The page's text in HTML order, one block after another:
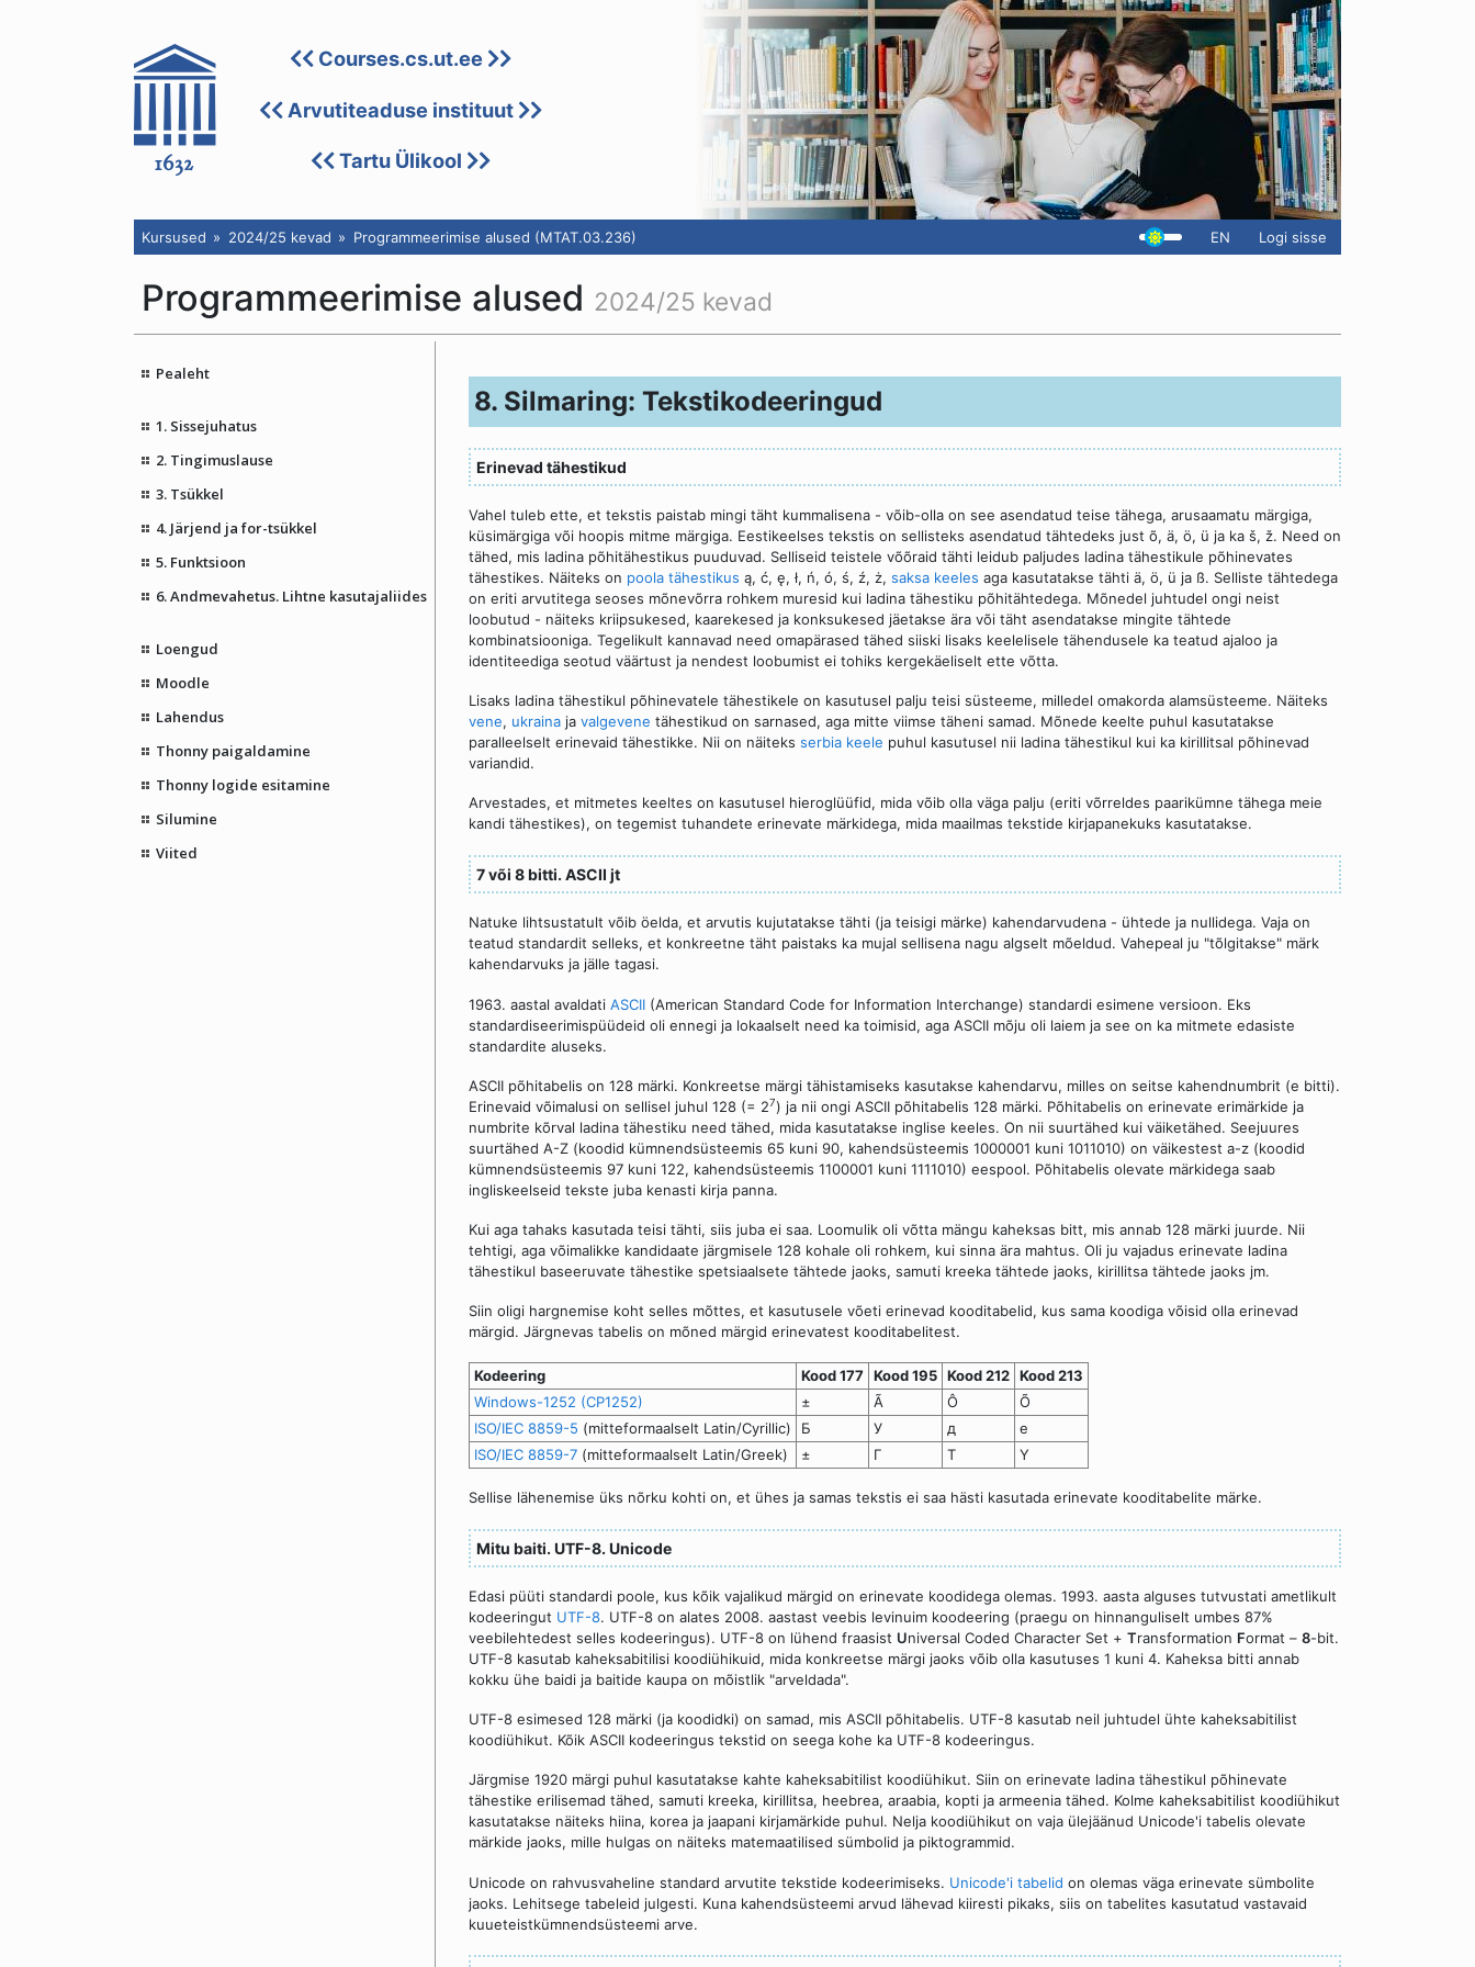
Courses.cs.ut.ee
Arvutiteaduse instituut
Tartu Ülikool
Kursused 2024/25 kevad Programmeerimise alused (MTAT.03.236) EN Logi sisse
Programmeerimise alused 2024/25 kevad
Pealeht
1. Sissejuhatus
2. Tingimuslause
3. Tsükkel
4. Järjend ja for-tsükkel
5. Funktsioon
6. Andmevahetus. Lihtne kasutajaliides
Loengud
Moodle
Lahendus
Thonny paigaldamine
Thonny logide esitamine
Silumine
Viited
8. Silmaring: Tekstikodeeringud
Erinevad tähestikud
Vahel tuleb ette, et tekstis paistab mingi täht kummalisena - võib-olla on see asendatud teise tähega, arusaamatu märgiga,
küsimärgiga või hoopis mitme märgiga. Eestikeelses tekstis on sellisteks asendatud tähtedeks just õ, ä, ö, ü ja ka š, ž. Need on
tähed, mis ladina põhitähestikus puuduvad. Selliseid teistele võõraid tähti leidub paljudes ladina tähestikule põhinevates
tähestikes. Näiteks on poola tähestikus ą, ć, ę, ł, ń, ó, ś, ź, ż, saksa keeles aga kasutatakse tähti ä, ö, ü ja ß. Selliste tähtedega
on eriti arvutitega seoses mõnevõrra rohkem muresid kui ladina tähestiku põhitähtedega. Mõnedel juhtudel ongi neist
loobutud - näiteks kriipsukesed, kaarekesed ja konksukesed jäetakse ära või täht asendatakse mingite tähtede
kombinatsiooniga. Tegelikult kannavad need omapärased tähed siiski lisaks keelelisele tähendusele ka teatud ajaloo ja
identiteediga seotud väärtust ja nendest loobumist ei tohiks kergekäeliselt ette võtta.
Lisaks ladina tähestikul põhinevatele tähestikele on kasutusel palju teisi süsteeme, milledel omakorda alamsüsteeme. Näiteks
vene, ukraina ja valgevene tähestikud on sarnased, aga mitte viimse täheni samad. Mõnede keelte puhul kasutatakse
paralleelselt erinevaid tähestikke. Nii on näiteks serbia keele puhul kasutusel nii ladina tähestikul kui ka kirillitsal põhinevad
variandid.
Arvestades, et mitmetes keeltes on kasutusel hieroglüüfid, mida võib olla väga palju (eriti võrreldes paarikümne tähega meie
kandi tähestikes), on tegemist tuhandete erinevate märkidega, mida maailmas tekstide kirjapanekuks kasutatakse.
7 või 8 bitti. ASCII jt
Natuke lihtsustatult võib öelda, et arvutis kujutatakse tähti (ja teisigi märke) kahendarvudena - ühtede ja nullidega. Vaja on
teatud standardit selleks, et konkreetne täht paistaks ka mujal sellisena nagu algselt mõeldud. Vahepeal ju "tõlgitakse" märk
kahendarvuks ja jälle tagasi.
1963. aastal avaldati ASCII (American Standard Code for Information Interchange) standardi esimene versioon. Eks
standardiseerimispüüdeid oli ennegi ja lokaalselt need ka toimisid, aga ASCII mõju oli laiem ja see on ka mitmete edasiste
standardite aluseks.
ASCII põhitabelis on 128 märki. Konkreetse märgi tähistamiseks kasutakse kahendarvu, milles on seitse kahendnumbrit (e bitti).
Erinevaid võimalusi on sellisel juhul 128 (= 27) ja nii ongi ASCII põhitabelis 128 märki. Põhitabelis on erinevate erimärkide ja
numbrite kõrval ladina tähestiku need tähed, mida kasutatakse inglise keeles. On nii suurtähed kui väiketähed. Seejuures
suurtähed A-Z (koodid kümnendsüsteemis 65 kuni 90, kahendsüsteemis 1000001 kuni 1011010) on väikestest a-z (koodid
kümnendsüsteemis 97 kuni 122, kahendsüsteemis 1100001 kuni 1111010) eespool. Põhitabelis olevate märkidega saab
ingliskeelseid tekste juba kenasti kirja panna.
Kui aga tahaks kasutada teisi tähti, siis juba ei saa. Loomulik oli võtta mängu kaheksas bitt, mis annab 128 märki juurde. Nii
tehtigi, aga võimalikke kandidaate järgmisele 128 kohale oli rohkem, kui sinna ära mahtus. Oli ju vajadus erinevate ladina
tähestikul baseeruvate tähestike spetsiaalsete tähtede jaoks, samuti kreeka tähtede jaoks, kirillitsa tähtede jaoks jm.
Siin oligi hargnemise koht selles mõttes, et kasutusele võeti erinevad kooditabelid, kus sama koodiga võisid olla erinevad
märgid. Järgnevas tabelis on mõned märgid erinevatest kooditabelitest.
Kodeering Kood 177 Kood 195 Kood 212 Kood 213
Windows-1252 (CP1252)
± Ã Ô
Õ
ISO/IEC 8859-5 (mitteformaalselt Latin/Cyrillic) Б У д
е
ISO/IEC 8859-7 (mitteformaalselt Latin/Greek) ± Γ Τ Υ
Sellise lähenemise üks nõrku kohti on, et ühes ja samas tekstis ei saa hästi kasutada erinevate kooditabelite märke.
Mitu baiti. UTF-8. Unicode
Edasi püüti standardi poole, kus kõik vajalikud märgid on erinevate koodidega olemas. 1993. aasta alguses tutvustati ametlikult
kodeeringut UTF-8. UTF-8 on alates 2008. aastast veebis levinuim koodeering (praegu on hinnanguliselt umbes 87%
veebilehtedest selles kodeeringus). UTF-8 on lühend fraasist Universal Coded Character Set + Transformation Format – 8-bit.
UTF-8 kasutab kaheksabitilisi koodiühikuid, mida konkreetse märgi jaoks võib olla kasutuses 1 kuni 4. Kaheksa bitti annab
kokku ühe baidi ja baitide kaupa on mõistlik "arveldada".
UTF-8 esimesed 128 märki (ja koodidki) on samad, mis ASCII põhitabelis. UTF-8 kasutab neil juhtudel ühte kaheksabitilist
koodiühikut. Kõik ASCII kodeeringus tekstid on seega kohe ka UTF-8 kodeeringus.
Järgmise 1920 märgi puhul kasutatakse kahte kaheksabitilist koodiühikut. Siin on erinevate ladina tähestikul põhinevate
tähestike erilisemad tähed, samuti kreeka, kirillitsa, heebrea, araabia, kopti ja armeenia tähed. Kolme kaheksabitilist koodiühikut
kasutatakse näiteks hiina, korea ja jaapani kirjamärkide puhul. Nelja koodiühikut on vaja ülejäänud Unicode'i tabelis olevate
märkide jaoks, mille hulgas on näiteks matemaatilised sümbolid ja piktogrammid.
Unicode on rahvusvaheline standard arvutite tekstide kodeerimiseks. Unicode'i tabelid on olemas väga erinevate sümbolite
jaoks. Lehitsege tabeleid julgesti. Kuna kahendsüsteemi arvud lähevad kiiresti pikaks, siis on tabelites kasutatud vastavaid
kuueteistkümnendsüsteemi arve.